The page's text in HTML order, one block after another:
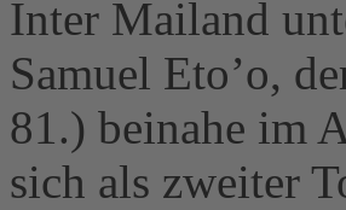
Inter Mailand
Samuel Eto’o,
81.) beinahe im
sich als zweiter